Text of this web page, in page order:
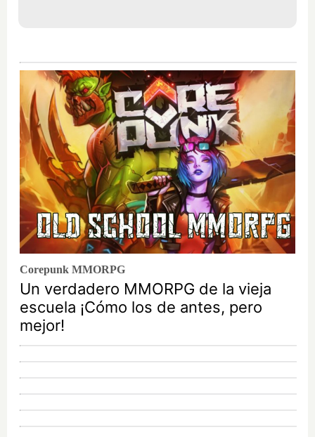
Corepunk MMORPG
Un verdadero MMORPG de la vieja
escuela ¡Cómo los de antes, pero
mejor!